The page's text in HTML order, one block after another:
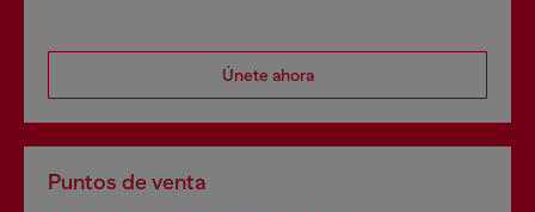
Únete ahora
Puntos de venta